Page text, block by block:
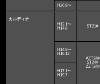
H26.9〜
カルディナ
H12.1〜
H14.8
ST21#
H14.9〜
H16.12
AZT24#
ST24#
ZZT24#
H17.1〜
H19.7